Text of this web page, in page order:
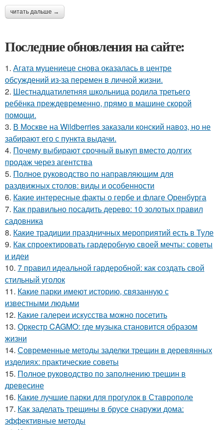
читать дальше →
Последние обновления на сайте:
1. Агата муцениеце снова оказалась в центре
обсуждений из-за перемен в личной жизни.
2. Шестнадцатилетняя школьница родила третьего
ребёнка преждевременно, прямо в машине скорой
помощи.
3. В Москве на Wildberries заказали конский навоз, но не
забирают его с пункта выдачи.
4. Почему выбирают срочный выкуп вместо долгих
продаж через агентства
5. Полное руководство по направляющим для
раздвижных столов: виды и особенности
6. Какие интересные факты о гербе и флаге Оренбурга
7. Как правильно посадить дерево: 10 золотых правил
садовника
8. Какие традиции праздничных мероприятий есть в Туле
9. Как спроектировать гардеробную своей мечты: советы
и идеи
10. 7 правил идеальной гардеробной: как создать свой
стильный уголок
11. Какие парки имеют историю, связанную с
известными людьми
12. Какие галереи искусства можно посетить
13. Оркестр CAGMO: где музыка становится образом
жизни
14. Современные методы заделки трещин в деревянных
изделиях: практические советы
15. Полное руководство по заполнению трещин в
древесине
16. Какие лучшие парки для прогулок в Ставрополе
17. Как заделать трещины в брусе снаружи дома:
эффективные методы